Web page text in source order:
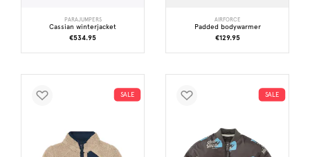
PARAJUMPERS
Cassian winterjacket
€534.95
AIRFORCE
Padded bodywarmer
€129.95
SALE SALE